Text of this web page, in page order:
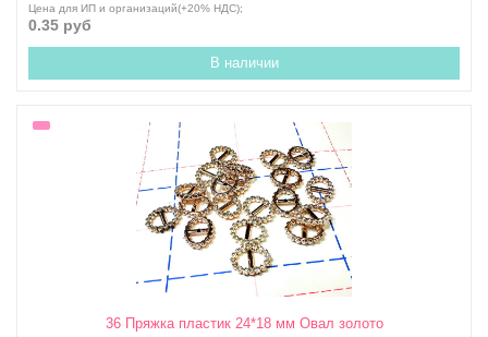
Цена для ИП и организаций(+20% НДС);
0.35 руб
В наличии
36 Пряжка пластик 24*18 мм Овал золото